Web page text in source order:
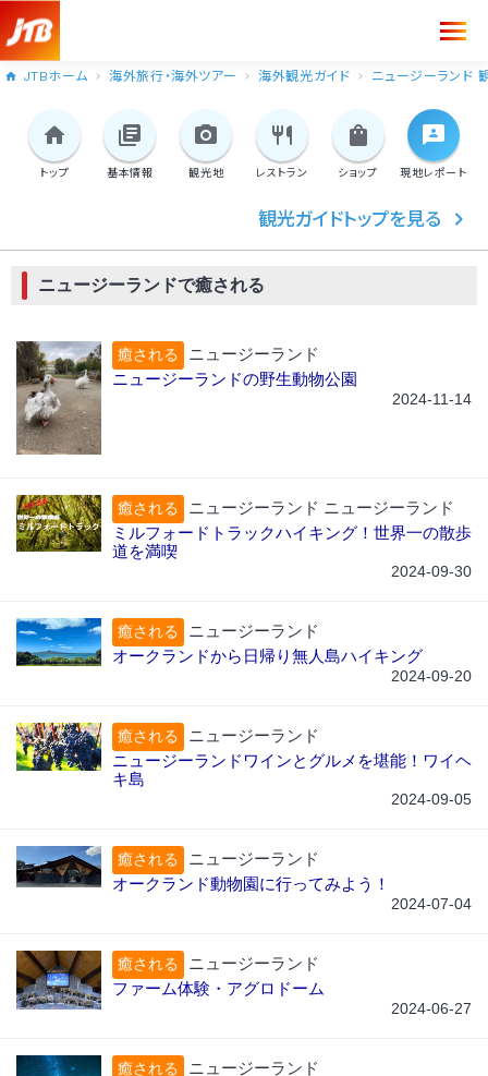
JTBホーム 海外旅行・海外ツアー 海外観光ガイド ニュージーランド
トップ 基本情報 観光地 レストラン ショップ 現地レポート
観光ガイドトップを見る
ニュージーランドで癒される
癒される
ニュージーランド
ニュージーランドの野生動物公園
2024-11-14
癒される
ニュージーランド ニュージーランド
ミルフォードトラックハイキング！世界一の散歩
道を満喫
2024-09-30
癒される
ニュージーランド
オークランドから日帰り無人島ハイキング
2024-09-20
癒される
ニュージーランド
ニュージーランドワインとグルメを堪能！ワイヘ
キ島
2024-09-05
癒される
ニュージーランド
オークランド動物園に行ってみよう！
2024-07-04
癒される
ニュージーランド
ファーム体験・アグロドーム
2024-06-27
癒される
ニュージーランド